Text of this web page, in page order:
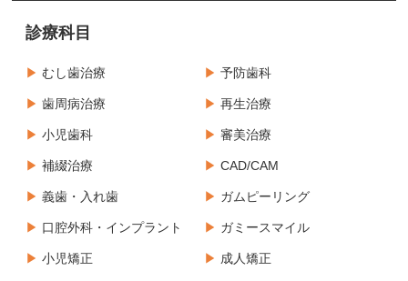
診療科目
むし歯治療 予防歯科
歯周病治療 再生治療
小児歯科 審美治療
補綴治療 CAD/CAM
義歯・入れ歯 ガムピーリング
口腔外科・インプラント ガミースマイル
小児矯正 成人矯正